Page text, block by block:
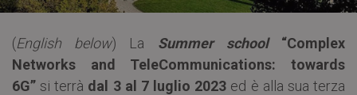
(English below) La Summer school“Complex
Networks and TeleCommunications: towards
6G” si terrà dal 3 al 7 luglio 2023 ed è alla sua terza